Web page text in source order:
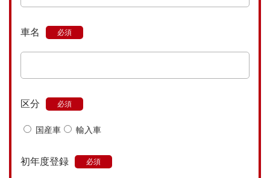
車名
区分
国産車 輸入車
初年度登録